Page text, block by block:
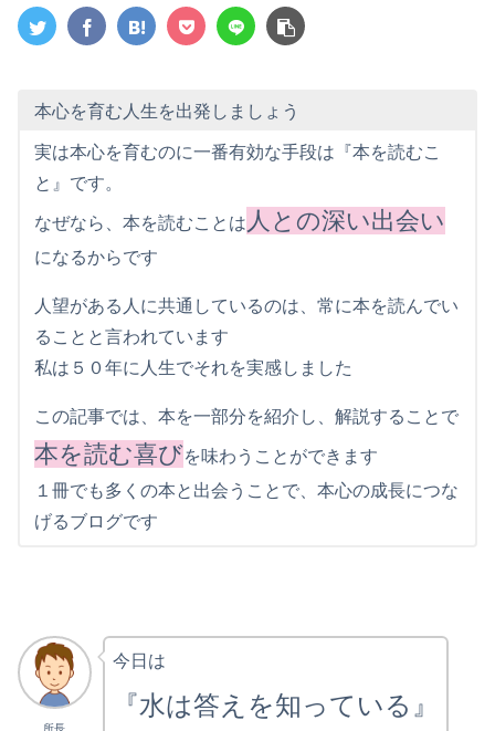
本心を育む人生を出発しましょう
実は本心を育むのに一番有効な手段は『本を読むこ
と』です。
なぜなら、本を読むことは 人との深い出会い
になるからです
人望がある人に共通しているのは、常に本を読んでい
ることと言われています
私は５０年に人生でそれを実感しました
この記事では、本を一部分を紹介し、解説することで
本を読む喜びを味わうことができます
１冊でも多くの本と出会うことで、本心の成長につな
げるブログです
所長
今日は
『水は答えを知っている』